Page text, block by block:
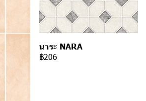
นาระ NARA
฿206